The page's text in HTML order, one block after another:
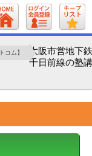
コム】
大阪市営地下鉄
千日前線の塾講